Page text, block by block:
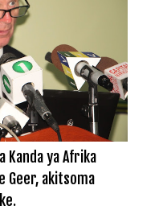
Kanda ya Afrika
Geer, akitsoma